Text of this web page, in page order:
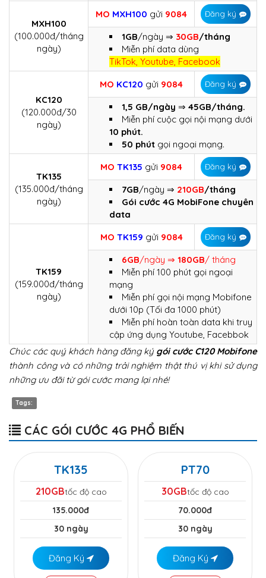
MXH100
(100.000đ/tháng
ngày)
MO MXH100 gửi 9084 Đăng ký
1GB/ngày ⇒ 30GB/tháng
Miễn phí data dùng
TikTok, Youtube, Facebook
KC120
(120.000đ/30
ngày)
MO KC120 gửi 9084 Đăng ký
1,5 GB/ngày ⇒ 45GB/tháng.
Miễn phí cuộc gọi nội mạng dưới
10 phút.
50 phút gọi ngoại mạng.
TK135
(135.000đ/tháng
ngày)
MO TK135 gửi 9084 Đăng ký
7GB/ngày ⇒ 210GB/tháng
Gói cước 4G MobiFone chuyên
data
TK159
(159.000đ/tháng
ngày)
MO TK159 gửi 9084 Đăng ký
6GB/ngày ⇒ 180GB/ tháng
Miễn phí 100 phút gọi ngoại
mạng
Miễn phí gọi nội mạng Mobifone
dưới 10p (Tối đa 1000 phút)
Miễn phí hoàn toàn data khi truy
cập ứng dụng Youtube, Facebbok
Chúc các quý khách hàng đăng ký gói cước C120 Mobifone
thành công và có những trải nghiệm thật thú vị khi sử dụng
những ưu đãi từ gói cước mang lại nhé!
Tags:
CÁC GÓI CƯỚC 4G PHỔ BIẾN
TK135
210GBtốc độ cao
135.000đ
30 ngày
Đăng Ký
PT70
30GBtốc độ cao
70.000đ
30 ngày
Đăng Ký